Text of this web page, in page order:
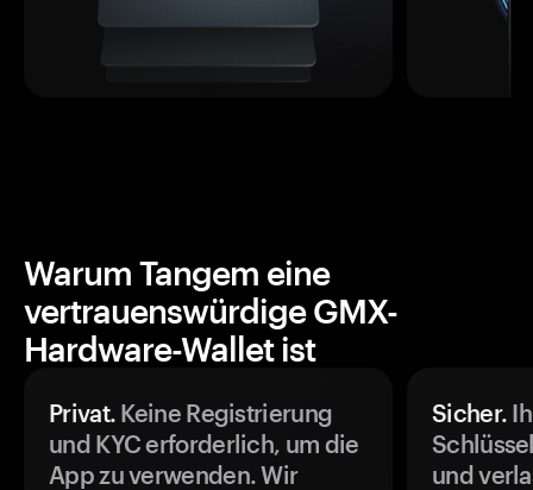
Warum Tangem eine
vertrauenswürdige GMX-
Hardware-Wallet ist
Privat. Keine Registrierung
und KYC erforderlich, um die
App zu verwenden. Wir
Sicher.
und